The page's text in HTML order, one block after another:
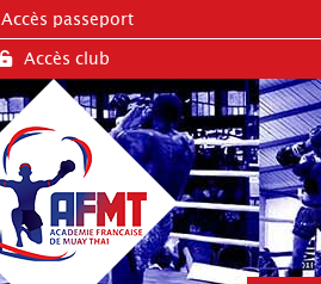
Accès passeport
Accès club